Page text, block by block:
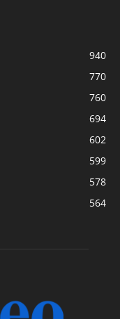
940
770
760
694
602
599
578
564